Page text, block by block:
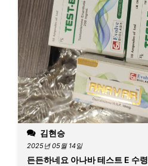
김현승
2025년 05월 14일
든든하네요 아나바 테스트 E 수령